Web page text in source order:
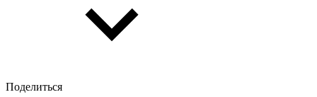
Поделиться